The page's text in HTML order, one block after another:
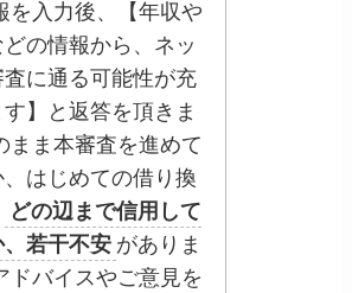
を入力後、【年収や
の情報から、ネッ
査に通る可能性が充
】と返答を頂きま
まま本審査を進めて
、はじめての借り換
どの辺まで信用して
、若干不安 がありま
ドバイスやご意見を